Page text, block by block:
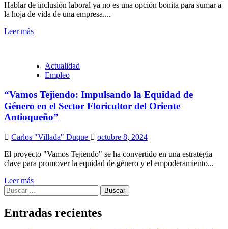
Hablar de inclusión laboral ya no es una opción bonita para sumar a
la hoja de vida de una empresa....
Leer más
Actualidad
Empleo
“Vamos Tejiendo: Impulsando la Equidad de
Género en el Sector Floricultor del Oriente
Antioqueño”
Carlos "Villada" Duque
octubre 8, 2024
El proyecto "Vamos Tejiendo" se ha convertido en una estrategia
clave para promover la equidad de género y el empoderamiento...
Leer más
Buscar:
Entradas recientes